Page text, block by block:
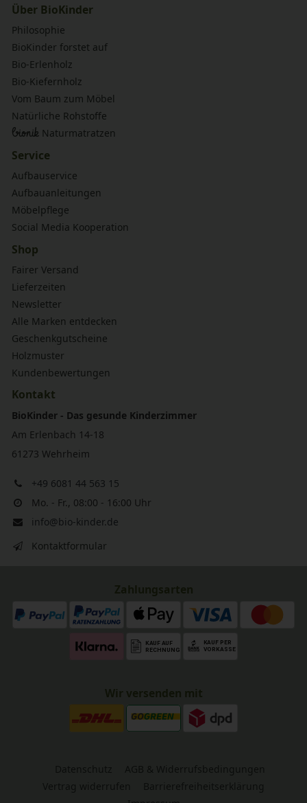
Über BioKinder
Philosophie
BioKinder forstet auf
Bio-Erlenholz
Bio-Kiefernholz
Vom Baum zum Möbel
Natürliche Rohstoffe
bionik Naturmatratzen
Service
Aufbauservice
Aufbauanleitungen
Möbelpflege
Social Media Kooperation
Shop
Fairer Versand
Lieferzeiten
Newsletter
Alle Marken entdecken
Geschenkgutscheine
Holzmuster
Kundenbewertungen
Kontakt
BioKinder - Das gesunde Kinderzimmer
Am Erlenbach 14-18
61273 Wehrheim
+49 6081 44 563 15
Mo. - Fr., 08:00 - 16:00 Uhr
info@bio-kinder.de
Kontaktformular
Zahlungsarten
Wir versenden mit